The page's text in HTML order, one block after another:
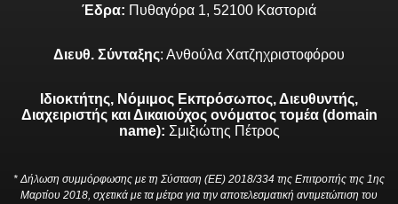
Έδρα: Πυθαγόρα 1, 52100 Καστοριά
Διευθ. Σύνταξης: Ανθούλα Χατζηχριστοφόρου
Ιδιοκτήτης, Νόμιμος Εκπρόσωπος, Διευθυντής,
Διαχειριστής και Δικαιούχος ονόματος τομέα (domain
name): Σμιξιώτης Πέτρος
* Δήλωση συμμόρφωσης με τη Σύσταση (ΕΕ) 2018/334 της Επιτροπής της 1ης
Μαρτίου 2018, σχετικά με τα μέτρα για την αποτελεσματική αντιμετώπιση του